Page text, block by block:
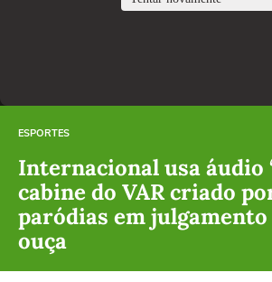
ESPORTES
Internacional usa áudio
cabine do VAR criado
paródias em julgamento
ouça